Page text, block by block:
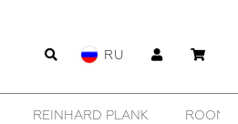
RU
11 BY BORIS BIDJAN SABERI